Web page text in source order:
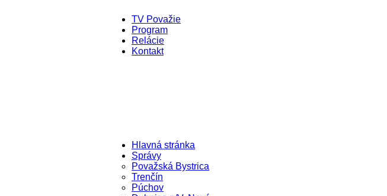
TV Považie
Program
Relácie
Kontakt
Hlavná stránka
Správy
Považská Bystrica
Trenčín
Púchov